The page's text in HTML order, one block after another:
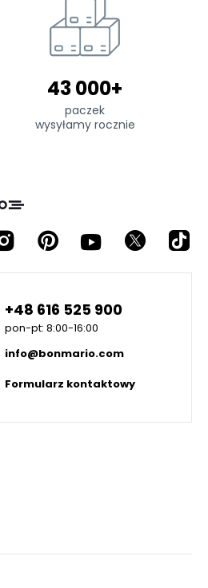
43 000+
paczek
wysyłamy rocznie
+48 616 525 900
pon-pt: 8:00-16:00
info@bonmario.com
Formularz kontaktowy